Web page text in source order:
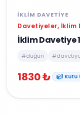
İKLIM DAVETIYE
Davetiyeler, İklim
İklim Davetiye
#düğün
1830 ₺ 1